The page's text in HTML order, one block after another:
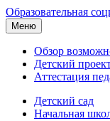
Образовательная
Меню
Обзор
Детский
Аттестация
Детский сад
Начальная